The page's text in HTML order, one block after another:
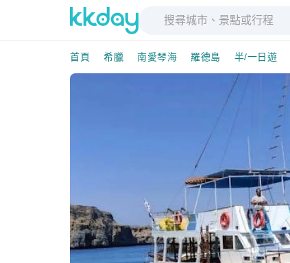
首頁 希臘 南愛琴海 羅德島 半/一日遊